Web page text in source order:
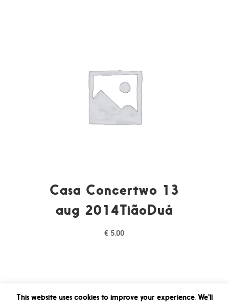
Casa Concertwo 13
aug 2014TiãoDuá
€ 5,00
This website uses cookies to improve your experience. We'll